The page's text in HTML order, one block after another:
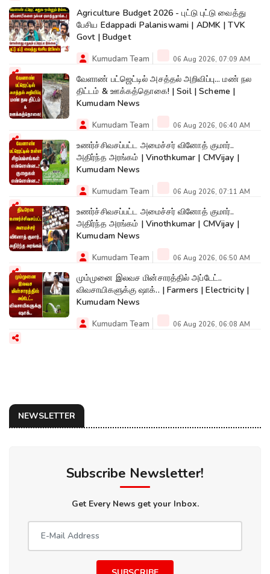
Agriculture Budget 2026 - புட்டு புட்டு வைத்து
பேசிய Edappadi Palaniswami | ADMK | TVK
Govt | Budget
Kumudam Team 06 Aug 2026, 07:09 AM
வேளாண் பட்ஜெட்டில் அசத்தல் அறிவிப்பு... மண் நல
திட்டம் & ஊக்கத்தொகை! | Soil | Scheme |
Kumudam News
Kumudam Team 06 Aug 2026, 06:40 AM
உணர்ச்சிவசப்பட்ட அமைச்சர் வினோத் குமார்..
அதிர்ந்த அரங்கம் | Vinothkumar | CMVijay |
Kumudam News
Kumudam Team 06 Aug 2026, 07:11 AM
உணர்ச்சிவசப்பட்ட அமைச்சர் வினோத் குமார்..
அதிர்ந்த அரங்கம் | Vinothkumar | CMVijay |
Kumudam News
Kumudam Team 06 Aug 2026, 06:50 AM
மும்முனை இலவச மின்சாரத்தில் அப்டேட்..
விவசாயிகளுக்கு ஷாக்.. | Farmers | Electricity |
Kumudam News
Kumudam Team 06 Aug 2026, 06:08 AM
NEWSLETTER
Subscribe Newsletter!
Get Every News get your Inbox.